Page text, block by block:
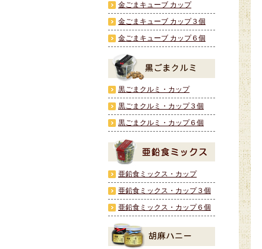
金ごまキューブ カップ
金ごまキューブ カップ３個
金ごまキューブ カップ６個
黒ごまクルミ・カップ
黒ごまクルミ・カップ３個
黒ごまクルミ・カップ６個
亜鉛食ミックス・カップ
亜鉛食ミックス・カップ３個
亜鉛食ミックス・カップ６個